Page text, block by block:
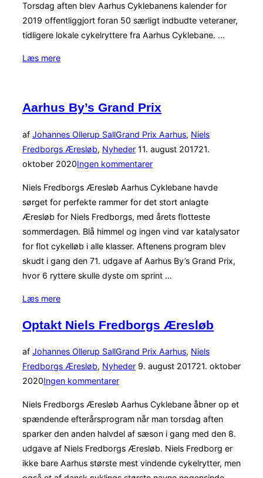
Torsdag aften blev Aarhus Cyklebanens kalender for
2019 offentliggjort foran 50 særligt indbudte veteraner,
tidligere lokale cykelryttere fra Aarhus Cyklebane. …
Læs mere“En
Aarhus By’s Grand Prix
af Johannes Ollerup SallGrand Prix Aarhus, Niels
Fredborgs Æresløb, NyhederUdgivet
d.
11. august 201721.
oktober 2020Ingen kommentarer
Niels Fredborgs Æresløb Aarhus Cyklebane havde
sørget for perfekte rammer for det stort anlagte
Æresløb for Niels Fredborgs, med årets flotteste
sommerdagen. Blå himmel og ingen vind var katalysator
for flot cykelløb i alle klasser. Aftenens program blev
skudt i gang den 71. udgave af Aarhus By’s Grand Prix,
hvor 6 ryttere skulle dyste om sprint …
Læs mere“Aarhus
Grand
Optakt Niels Fredborgs Æresløb
af Johannes Ollerup SallGrand Prix Aarhus, Niels
Fredborgs Æresløb, NyhederUdgivet
9. august 201721. oktober
2020Ingen kommentarer
Niels Fredborgs Æresløb Aarhus Cyklebane åbner op et
spændende efterårsprogram når man torsdag aften
sparker den anden halvdel af sæson i gang med den 8.
udgave af Niels Fredborgs Æresløb. Niels Fredborg er
ikke bare Aarhus største mest vindende cykelrytter, men